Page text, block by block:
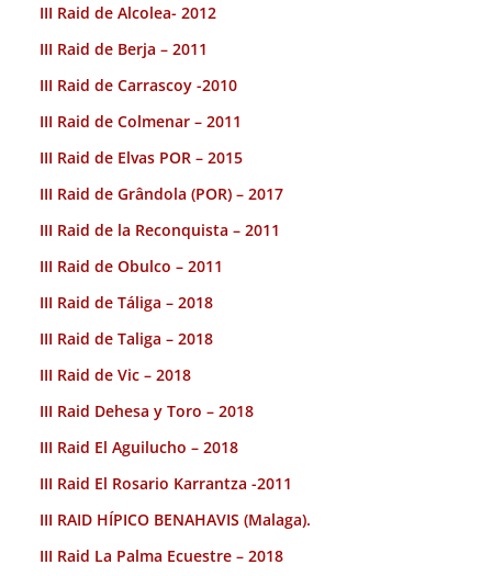
III Raid de Alcolea- 2012
III Raid de Berja – 2011
III Raid de Carrascoy -2010
III Raid de Colmenar – 2011
III Raid de Elvas POR – 2015
III Raid de Grândola (POR) – 2017
III Raid de la Reconquista – 2011
III Raid de Obulco – 2011
III Raid de Táliga – 2018
III Raid de Taliga – 2018
III Raid de Vic – 2018
III Raid Dehesa y Toro – 2018
III Raid El Aguilucho – 2018
III Raid El Rosario Karrantza -2011
III RAID HÍPICO BENAHAVIS (Malaga).
III Raid La Palma Ecuestre – 2018